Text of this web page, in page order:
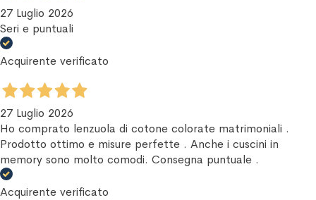
27 Luglio 2026
Seri e puntuali
Acquirente verificato
27 Luglio 2026
Ho comprato lenzuola di cotone colorate matrimoniali .
Prodotto ottimo e misure perfette . Anche i cuscini in
memory sono molto comodi. Consegna puntuale .
Acquirente verificato